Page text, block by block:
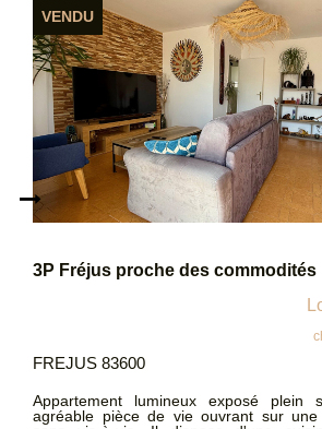
VENDU
3P Fréjus proche des commodités
FREJUS 83600
Appartement lumineux exposé plein
agréable pièce de vie ouvrant sur une